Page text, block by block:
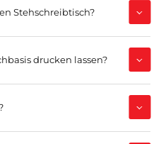
Stehschreibtisch?
drucken lassen?